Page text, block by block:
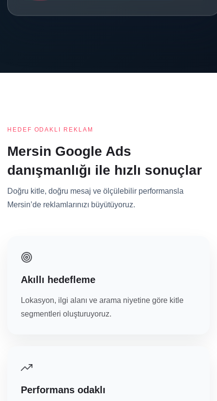
HEDEF ODAKLI REKLAM
Mersin Google Ads
danışmanlığı ile hızlı sonuçlar
Doğru kitle, doğru mesaj ve ölçülebilir performansla
Mersin’de reklamlarınızı büyütüyoruz.
Akıllı hedefleme
Lokasyon, ilgi alanı ve arama niyetine göre kitle
segmentleri oluşturuyoruz.
Performans odaklı